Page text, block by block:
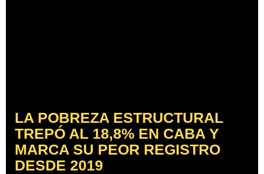
LA POBREZA ESTRUCTURAL
TREPÓ AL 18,8% EN CABA Y
MARCA SU PEOR REGISTRO
DESDE 2019